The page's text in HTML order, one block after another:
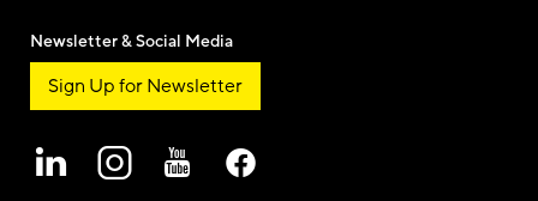
Newsletter & Social Media
Sign Up for Newsletter